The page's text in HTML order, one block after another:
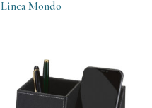
Linea Mondo